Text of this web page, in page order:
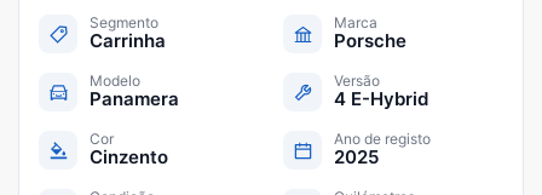
Segmento
Carrinha
Marca
Porsche
Modelo
Panamera
Versão
4 E-Hybrid
Cor
Cinzento
Ano de registo
2025